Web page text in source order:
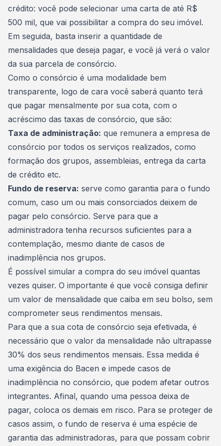
crédito: você pode selecionar uma carta de até R$
500 mil, que vai possibilitar a compra do seu imóvel.
Em seguida, basta inserir a quantidade de
mensalidades que deseja pagar, e você já verá o valor
da sua parcela de consórcio.
Como o consórcio é uma modalidade bem
transparente, logo de cara você saberá quanto terá
que pagar mensalmente por sua cota, com o
acréscimo das taxas de consórcio, que são:
Taxa de administração: que remunera a empresa de
consórcio por todos os serviços realizados, como
formação dos grupos, assembleias, entrega da carta
de crédito etc.
Fundo de reserva: serve como garantia para o fundo
comum, caso um ou mais consorciados deixem de
pagar pelo consórcio. Serve para que a
administradora tenha recursos suficientes para a
contemplação, mesmo diante de casos de
inadimplência nos grupos.
É possível simular a compra do seu imóvel quantas
vezes quiser. O importante é que você consiga definir
um valor de mensalidade que caiba em seu bolso, sem
comprometer seus rendimentos mensais.
Para que a sua cota de consórcio seja efetivada, é
necessário que o valor da mensalidade não ultrapasse
30% dos seus rendimentos mensais. Essa medida é
uma exigência do Bacen e impede casos de
inadimplência no consórcio, que podem afetar outros
integrantes. Afinal, quando uma pessoa deixa de
pagar, coloca os demais em risco. Para se proteger de
casos assim, o fundo de reserva é uma espécie de
garantia das administradoras, para que possam cobrir